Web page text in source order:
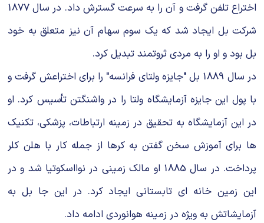
اختراع تلفن گرفت و آن را به سرعت گسترش داد. در سال 1877
شرکت بل ایجاد شد که یک سوم سهام آن نیز متعلق به خود
بل بود و او را به مردی ثروتمند تبدیل کرد.
در سال 1889 بل "جایزه ولتای فرانسه" را برای اختراعش گرفت و
با پول این جایزه آزمایشگاه ولتا را در واشنگتن تأسیس کرد. او
در این آزمایشگاه به تحقیق در زمینه ارتباطات، پزشکی، تکنیک
ها برای آموزش سخن گفتن به کرها از جمله کار با هلن کلر
پرداخت. در سال 1885 او مالک زمینی در نوااسکوتیا شد و در
این زمین خانه ای تابستانی ایجاد کرد. در این جا بل به
آزمایشاتش به ویژه در زمینه هوانوردی ادامه داد.